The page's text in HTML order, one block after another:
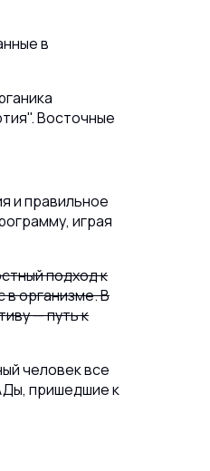
в
Восточные
и правильное
играя
подход к
организме. В
— путь к
человек все
пришедшие к